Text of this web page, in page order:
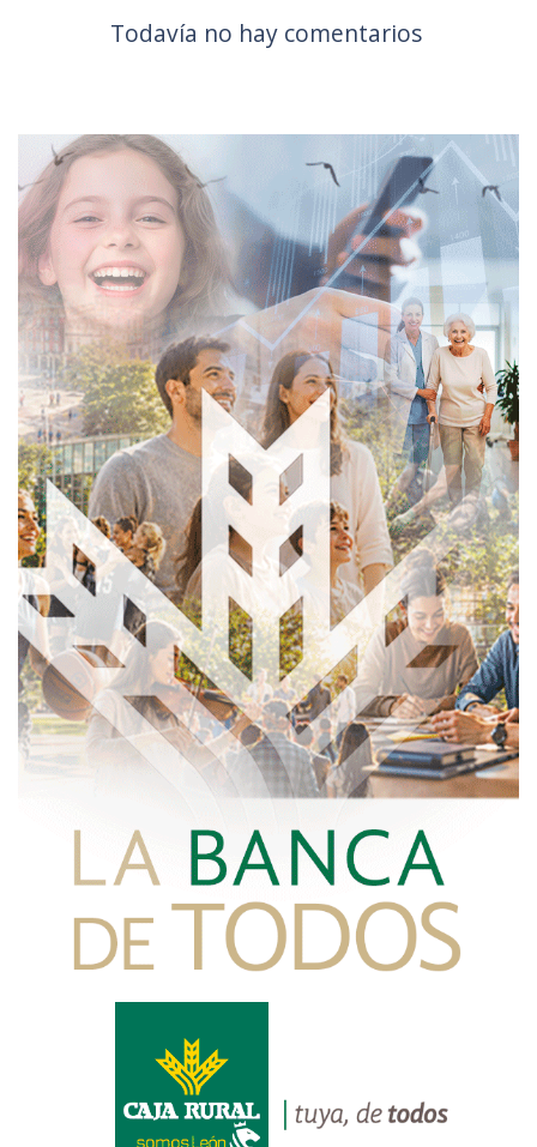
Todavía no hay comentarios